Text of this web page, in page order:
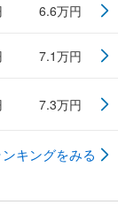
6.6万円
7.1万円
7.3万円
キングをみる